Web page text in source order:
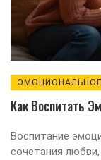
Как Воспитать
Воспитание
сочетания